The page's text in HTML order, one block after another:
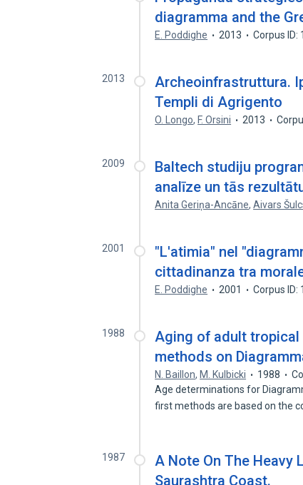
diagramma and the
E. Poddighe 2013 Corpus ID:
2013
Archeoinfrastruttura.
Templi di Agrigento
O. Longo, F. Orsini 2013
2009
Baltech studiju
analīze un tās
Anita Geriņa-Ancāne,Aivars
2001
"L'atimia" nel
cittadinanza tra
E. Poddighe 2001 Corpus ID:
1988
Aging of adult
methods on
N. Baillon, M. Kulbicki 1988
Age determinations for
first methods are based on the
1987
A Note On The Heavy
Saurashtra Coast.